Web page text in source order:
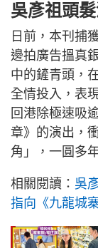
吳彥祖頭
日前，本刊捕
邊拍廣告搵真
中的鏟青頭，
全情投入，表
回港除極速吸
章》的演出，
角」，一圓多
相關閱讀： 吳
指向《九龍城